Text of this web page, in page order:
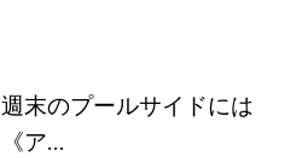
週末のプールサイドには
《ア...